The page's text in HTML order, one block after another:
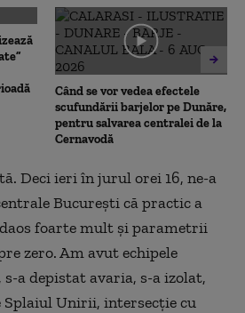
Când se vor vedea efectele
scufundării barjelor pe Dunăre,
pentru salvarea centralei de la
Cernavodă
Deci ieri în jurul orei 16, ne-a
București că practic a
foarte mult și parametrii
zero. Am avut echipele
a depistat avaria, s-a izolat,
Splaiul Unirii, intersecție cu